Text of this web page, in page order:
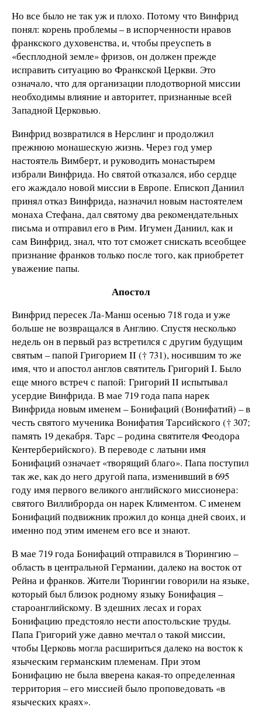
Но все было не так уж и плохо. Потому что Винфрид
понял: корень проблемы – в испорченности нравов
франкского духовенства, и, чтобы преуспеть в
«бесплодной земле» фризов, он должен прежде
исправить ситуацию во Франкской Церкви. Это
означало, что для организации плодотворной миссии
необходимы влияние и авторитет, признанные всей
Западной Церковью.
Винфрид возвратился в Нерслинг и продолжил
прежнюю монашескую жизнь. Через год умер
настоятель Вимберт, и руководить монастырем
избрали Винфрида. Но святой отказался, ибо сердце
его жаждало новой миссии в Европе. Епископ Даниил
принял отказ Винфрида, назначил новым настоятелем
монаха Стефана, дал святому два рекомендательных
письма и отправил его в Рим. Игумен Даниил, как и
сам Винфрид, знал, что тот сможет снискать всеобщее
признание франков только после того, как приобретет
уважение папы.
Апостол
Винфрид пересек Ла-Манш осенью 718 года и уже
больше не возвращался в Англию. Спустя несколько
недель он в первый раз встретился с другим будущим
святым – папой Григорием II († 731), носившим то же
имя, что и апостол англов святитель Григорий I. Было
еще много встреч с папой: Григорий II испытывал
усердие Винфрида. В мае 719 года папа нарек
Винфрида новым именем – Бонифаций (Вонифатий) – в
честь святого мученика Вонифатия Тарсийского († 307;
память 19 декабря. Тарс – родина святителя Феодора
Кентерберийского). В переводе с латыни имя
Бонифаций означает «творящий благо». Папа поступил
так же, как до него другой папа, изменивший в 695
году имя первого великого английского миссионера:
святого Виллиброрда он нарек Климентом. С именем
Бонифаций подвижник прожил до конца дней своих, и
именно под этим именем его все и знают.
В мае 719 года Бонифаций отправился в Тюрингию –
область в центральной Германии, далеко на восток от
Рейна и франков. Жители Тюрингии говорили на языке,
который был близок родному языку Бонифация –
староанглийскому. В здешних лесах и горах
Бонифацию предстояло нести апостольские труды.
Папа Григорий уже давно мечтал о такой миссии,
чтобы Церковь могла расшириться далеко на восток к
языческим германским племенам. При этом
Бонифацию не была вверена какая-то определенная
территория – его миссией было проповедовать «в
языческих краях».